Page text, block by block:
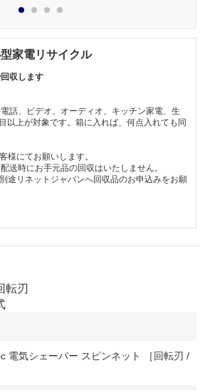
家電リサイクル
収します
電話、ビデオ、オーディオ、キッチン家電、生
以上が対象です。箱に入れば、何点入れても同
様にてお願いします。
送時にお手元品の回収はいたしません。
途リネットジャパンへ回収品のお申込みをお願
転刃
気シェーバー スピンネット ［回転刃 /